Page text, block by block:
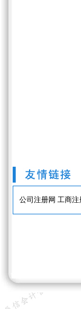
公司注册网 工商注